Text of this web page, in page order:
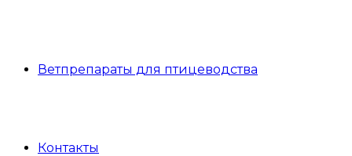
Ветпрепараты для птицеводства
Контакты